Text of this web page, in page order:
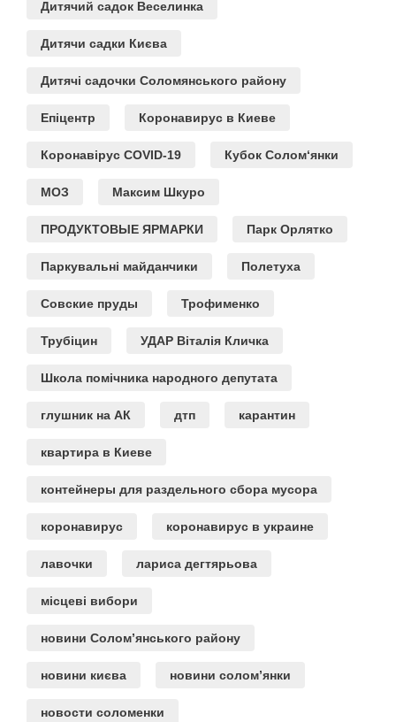
Дитячий садок Веселинка
Дитячи садки Києва
Дитячі садочки Соломянського району
Епіцентр Коронавирус в Киеве
Коронавірус COVID-19 Кубок Солом‘янки
МОЗ Максим Шкуро
ПРОДУКТОВЫЕ ЯРМАРКИ Парк Орлятко
Паркувальні майданчики Полетуха
Совские пруды Трофименко
Трубіцин УДАР Віталія Кличка
Школа помічника народного депутата
глушник на АК дтп карантин
квартира в Киеве
контейнеры для раздельного сбора мусора
коронавирус коронавирус в украине
лавочки лариса дегтярьова
місцеві вибори
новини Солом’янського району
новини києва новини солом’янки
новости соломенки